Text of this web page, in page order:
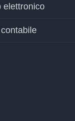
elettronico